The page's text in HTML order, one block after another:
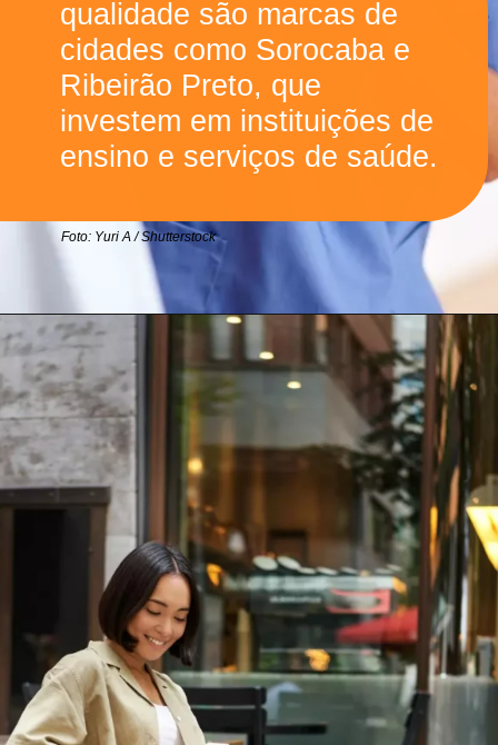
qualidade são marcas de
cidades como Sorocaba e
Ribeirão Preto, que
investem em instituições de
ensino e serviços de saúde.
Foto: Yuri A / Shutterstock